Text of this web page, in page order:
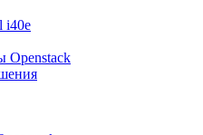
i40e
Openstack